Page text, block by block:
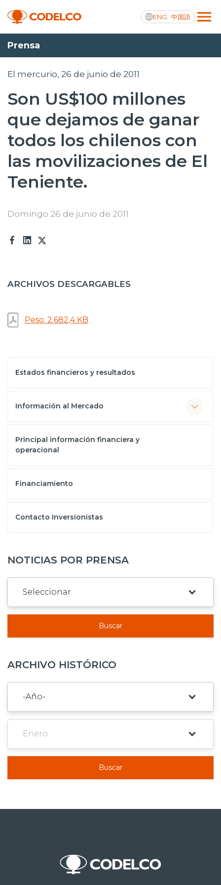
ENG 中国語
Transparencia activa
Operaciones
Inversionistas
Prensa
Proveedores
Prensa
El mercurio, 26 de junio de 2011
Son US$100 millones
que dejamos de ganar
todos los chilenos con
las movilizaciones de El
Teniente.
Domingo 26 de junio de 2011
ARCHIVOS DESCARGABLES
Peso: 2.682,4 KB
Estados financieros y resultados
Información al Mercado
Principal información financiera y
operacional
Financiamiento
Contacto Inversionistas
NOTICIAS POR PRENSA
Buscar
ARCHIVO HISTÓRICO
Buscar